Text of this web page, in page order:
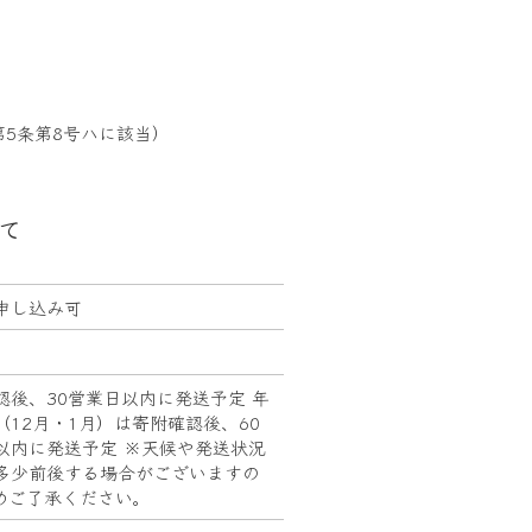
第8号ハに該当）
し込み可
後、30営業日以内に発送予定 年
12月・1月）は寄附確認後、60
内に発送予定 ※天候や発送状況
少前後する場合がございますの
ご了承ください。